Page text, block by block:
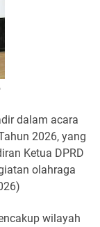
dalam acara
2026, yang
Ketua DPRD
olahraga
wilayah